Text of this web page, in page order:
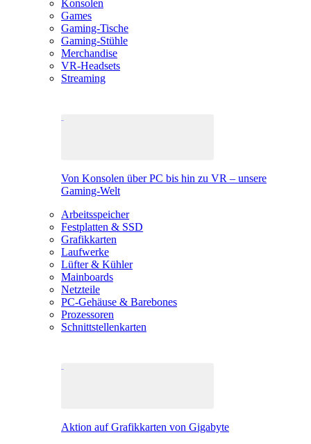
Konsolen
Games
Gaming-Tische
Gaming-Stühle
Merchandise
VR-Headsets
Streaming
Von Konsolen über PC bis hin zu VR – unsere
Gaming-Welt
Arbeitsspeicher
Festplatten & SSD
Grafikkarten
Laufwerke
Lüfter & Kühler
Mainboards
Netzteile
PC-Gehäuse & Barebones
Prozessoren
Schnittstellenkarten
Aktion auf Grafikkarten von Gigabyte